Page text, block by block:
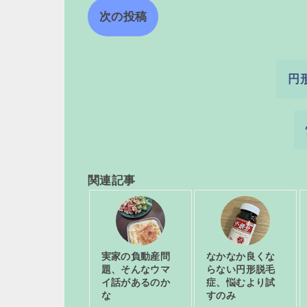
次の投稿
円
関連記事
実家の負動産問
題、そんなウマ
イ話があるのか
な
なかなか良くな
らない円形脱毛
症、悩むより試
すのみ